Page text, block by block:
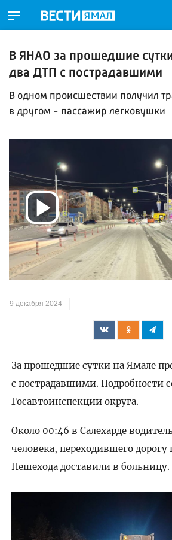
В ЯНАО за прошедшие
два ДТП с пострадавшими
В одном происшествии получил
в другом - пассажир легковушки
видео
9 декабря 2024
За прошедшие сутки на Ямале
с пострадавшими. Подробности
Госавтоинспекции округа.
Около 00:46 в Салехарде
человека, переходившего дорогу
Пешехода доставили в больницу.